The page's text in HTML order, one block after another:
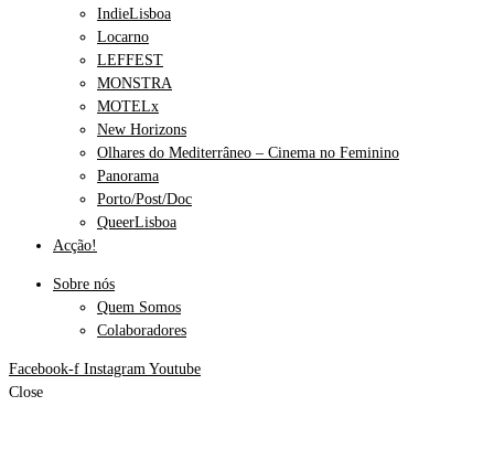
IndieLisboa
Locarno
LEFFEST
MONSTRA
MOTELx
New Horizons
Olhares do Mediterrâneo – Cinema no Feminino
Panorama
Porto/Post/Doc
QueerLisboa
Acção!
Sobre nós
Quem Somos
Colaboradores
Facebook-f Instagram Youtube
Close